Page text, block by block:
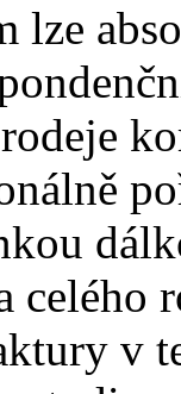
lze
celého
v